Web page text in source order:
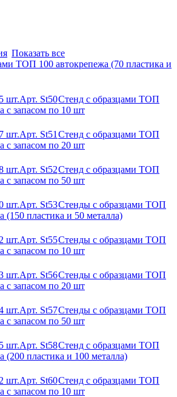
Показать все
ТОП 100 автокрепежа (70 пластика и
шт.Арт. St50Стенд с образцами ТОП
с запасом по 10 шт
шт.Арт. St51 Стенд с образцами ТОП
с запасом по 20 шт
шт.Арт. St52Стенд с образцами ТОП
с запасом по 50 шт
шт.Арт. St53Стенды с образцами ТОП
(150 пластика и 50 металла)
шт.Арт. St55Стенды с образцами ТОП
с запасом по 10 шт
шт.Арт. St56Стенды с образцами ТОП
с запасом по 20 шт
шт.Арт. St57Стенды с образцами ТОП
с запасом по 50 шт
шт.Арт. St58Стенд с образцами ТОП
(200 пластика и 100 металла)
шт.Арт. St60Стенд с образцами ТОП
с запасом по 10 шт